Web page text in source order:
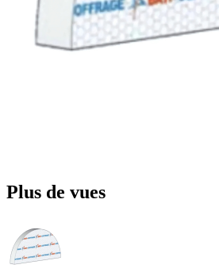
Plus de vues